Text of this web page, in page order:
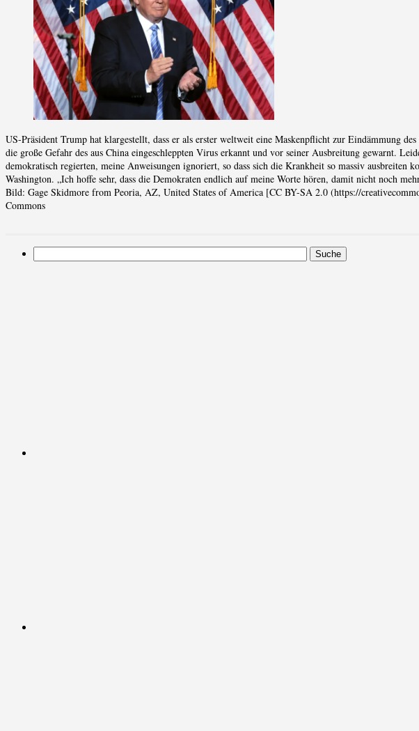
US-Präsident Trump hat klargestellt, dass er als erster weltweit eine Maskenpflicht zur Eindämmung
die große Gefahr des aus China eingeschleppten Virus erkannt und vor seiner Ausbreitung gewarnt.
demokratisch regierten, meine Anweisungen ignoriert, so dass sich die Krankheit so massiv ausbreiten
Washington. „Ich hoffe sehr, dass die Demokraten endlich auf meine Worte hören, damit nicht noch
Bild: Gage Skidmore from Peoria, AZ, United States of America [CC BY-SA 2.0 (https://
Commons